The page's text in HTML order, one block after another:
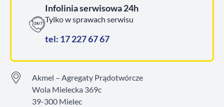
Infolinia serwisowa 24h
Tylko w sprawach serwisu
tel: 17 227 67 67
Akmel – Agregaty Prądotwórcze
Wola Mielecka 369c
39-300 Mielec